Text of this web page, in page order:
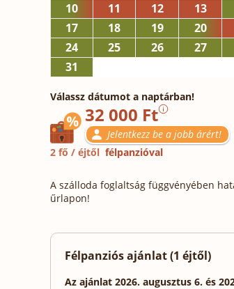
10
11 12 13
17
18 19 20
24
25 26 27
31
Válassz dátumot a naptárban!
32 000 Ft
Jelentkezz be a jobb árért!
2 fő / éjtől félpanzióval
A szálloda foglaltság függvényében
űrlapon!
Félpanziós ajánlat (1 éjtől)
Az ajánlat 2026. augusztus 6. és